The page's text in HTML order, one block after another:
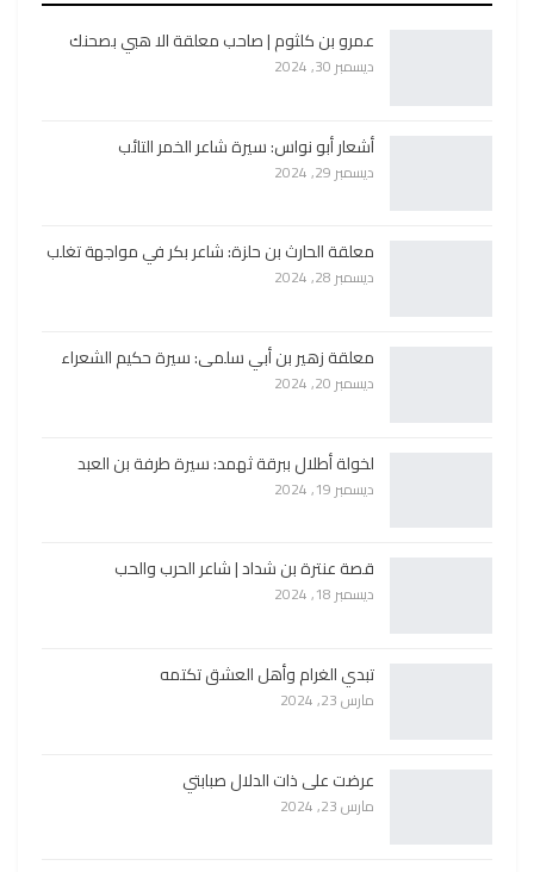
عمرو بن كلثوم | صاحب معلقة الا هبي بصحنك
ديسمبر 30, 2024
أشعار أبو نواس: سيرة شاعر الخمر التائب
ديسمبر 29, 2024
معلقة الحارث بن حلزة: شاعر بكر في مواجهة تغلب
ديسمبر 28, 2024
معلقة زهير بن أبي سلمى: سيرة حكيم الشعراء
ديسمبر 20, 2024
لخولة أطلال ببرقة ثهمد: سيرة طرفة بن العبد
ديسمبر 19, 2024
قصة عنترة بن شداد | شاعر الحرب والحب
ديسمبر 18, 2024
تبدي الغرام وأهل العشق تكتمه
مارس 23, 2024
عرضت على ذات الدلال صبابتي
مارس 23, 2024